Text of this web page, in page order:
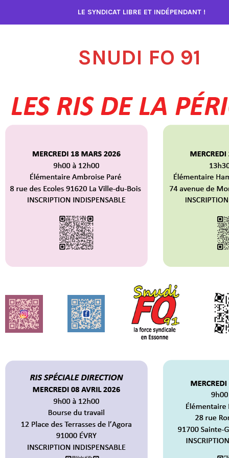
LE SYNDICAT LIBRE ET INDÉPENDANT !
SNUDI FO 91